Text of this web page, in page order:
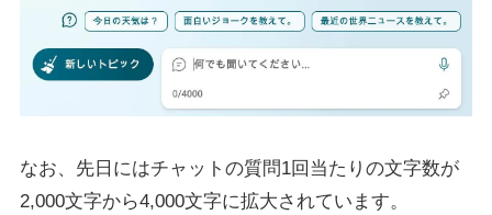
なお、先日にはチャットの質問1回当たりの文字数が
2,000文字から4,000文字に拡大されています。